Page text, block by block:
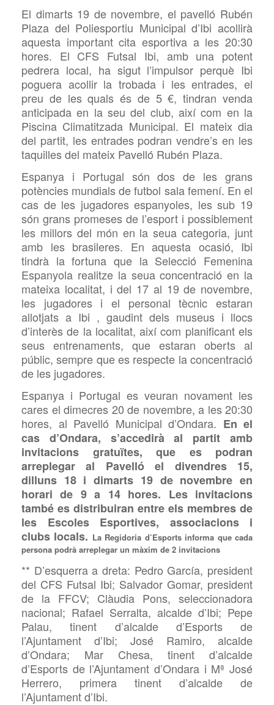
El dimarts 19 de novembre, el pavelló Rubén
Plaza del Poliesportiu Municipal d’Ibi acollirà
aquesta importantcita esportiva a les 20:30
hores. El CFS Futsal Ibi, amb una potent
pedrera local, ha sigut l’impulsor perquè Ibi
poguera acollir la trobada i les entrades, el
preu de les quals és de 5 €, tindran venda
anticipada en la seu del club, així com en la
Piscina Climatitzada Municipal. El mateix dia
del partit, les entrades podran vendre’s en les
taquilles del mateix Pavelló Rubén Plaza.
Espanya i Portugal són dos de les grans
potències mundials de futbol sala femení. En el
cas de les jugadores espanyoles, les sub 19
són grans promeses de l’esport i possiblement
les millors del món en la seua categoria, junt
amb les brasileres. En aquesta ocasió, Ibi
tindrà la fortuna que la Selecció Femenina
Espanyola realitze la seua concentració en la
mateixa localitat, i del 17 al 19 de novembre,
les jugadores i el personal tècnic estaran
allotjats a Ibi , gaudint dels museus i llocs
d’interès de la localitat, així com planificant els
seus entrenaments, que estaran oberts al
públic, sempre que es respecte la concentració
de les jugadores.
Espanya i Portugal es veuran novament les
cares el dimecres 20 de novembre, a les 20:30
hores, al Pavelló Municipal d’Ondara. En el
cas d’Ondara, s’accedirà al partit amb
invitacions gratuïtes, que es podran
arreplegar al Pavelló el divendres 15,
dilluns 18 i dimarts 19 de novembre en
horari de 9 a 14 hores. Les invitacions
també es distribuiran entre els membres de
les Escoles Esportives, associacions i
clubs locals. La Regidoria d’Esports informa que cada
persona podrà arreplegar un màxim de 2 invitacions
** D’esquerra a dreta: Pedro García, president
del CFS Futsal Ibi; Salvador Gomar, president
de la FFCV; Clàudia Pons, seleccionadora
nacional; Rafael Serralta, alcalde d’Ibi; Pepe
Palau, tinent d’alcalde d’Esports de
l’Ajuntament d’Ibi; José Ramiro, alcalde
d’Ondara; Mar Chesa, tinent d’alcalde
d’Esports de l’Ajuntament d’Ondara i Mª José
Herrero, primera tinent d’alcalde de
l’Ajuntament d’Ibi.